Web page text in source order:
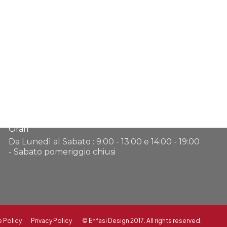
Orari
Da Lunedì al Sabato : 9:00 - 13:00 e 14:00 - 19:00
- Sabato pomeriggio chiusi
Policy Privacy Policy © Enfasi Design 2017. All rights reserved.